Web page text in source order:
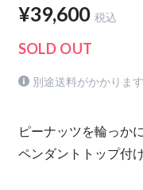
¥39,600 税込
SOLD OUT
別途送料がかかります
ピーナッツを輪っか
ペンダントトップ付